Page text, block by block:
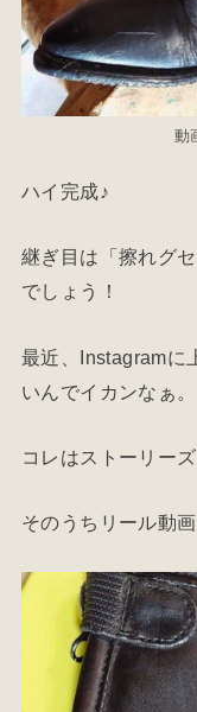
動
ハイ完成♪
継ぎ目は「擦れグ
でしょう！
最近、Instagramに
いんでイカンなぁ。
コレはストーリー
そのうちリール動